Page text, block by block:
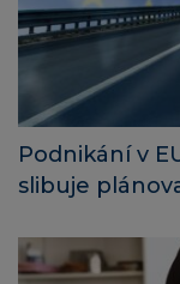
Podnikání v
slibuje